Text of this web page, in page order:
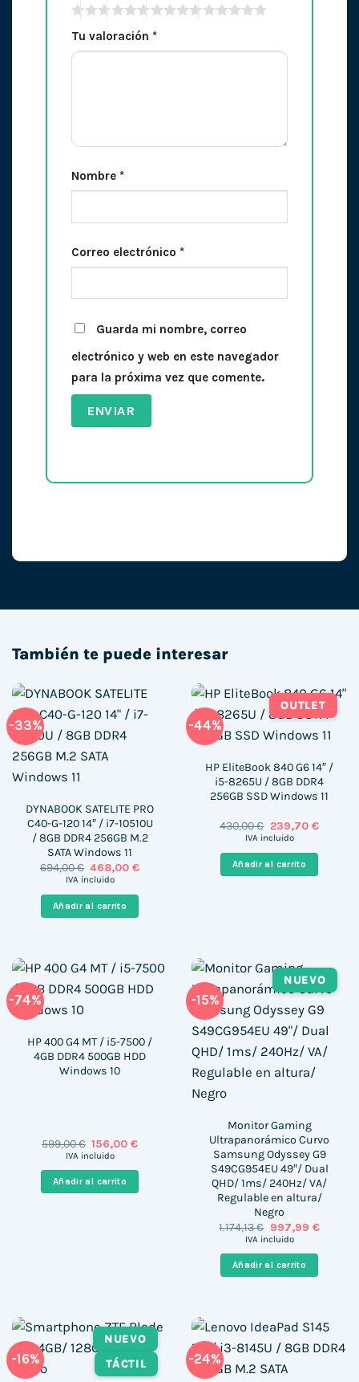
Tu valoración *
Nombre *
Correo electrónico *
Guarda mi nombre, correo
electrónico y web en este navegador
para la próxima vez que comente.
También te puede interesar
-33%
DYNABOOK SATELITE PRO
C40-G-120 14″ / i7-10510U
/ 8GB DDR4 256GB M.2
SATA Windows 11
694,00€ El
precio
era:
694,00 €.
468,00€El
IVA incluido
Añadir al carrito
-44%
OUTLET
HP EliteBook 840 G6 14″ /
i5-8265U / 8GB DDR4
256GB SSD Windows 11
430,00€ El
precio
era:
430,00 €.
239,70 €El
es:
IVA incluido
Añadir al carrito
-74%
HP 400 G4 MT / i5-7500 /
4GB DDR4 500GB HDD
Windows 10
599,00€ El
precio
era:
599,00 €.
156,00€El
es:
156,00 €.
IVA incluido
Añadir al carrito
-15%
NUEVO
Monitor Gaming
Ultrapanorámico Curvo
Samsung Odyssey G9
S49CG954EU 49″/ Dual
QHD/ 1ms/ 240Hz/ VA/
Regulable en altura/
Negro
1.174,13€ El
precio
era:
1.174,13 €.
997,99 €El
IVA incluido
Añadir al carrito
-16%
NUEVO
TÁCTIL
-24%